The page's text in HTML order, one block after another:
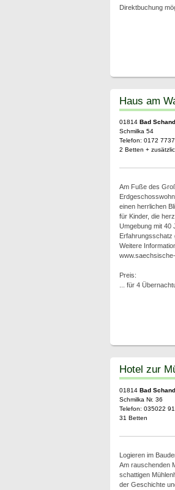
Direktbuchung
Haus am
01814 Bad
Schmilka 54
Telefon: 0172
2 Betten +
Am Fuße des
einen herrlichen
für Kinder, die
Umgebung mit 40
Erfahrungsschatz
Weitere
Preis:
... für 4
Hotel zur
01814 Bad
Schmilka Nr. 36
Telefon: 035022
31 Betten
Logieren im
Am rauschenden
schattigen
der Geschichte